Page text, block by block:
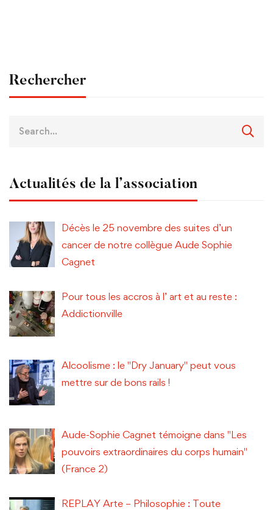
Rechercher
Actualités de la l’association
Décès le 25 novembre des suites d’un
cancer de notre collègue Aude Sophie
Cagnet
Pour tous les accros à l’ art et au reste :
Addictionville
Alcoolisme : le "Dry January" peut vous
mettre sur de bons rails !
Aude-Sophie Cagnet témoigne dans "Les
pouvoirs extraordinaires du corps humain"
(France 2)
REPLAY Arte – Philosophie : Toute